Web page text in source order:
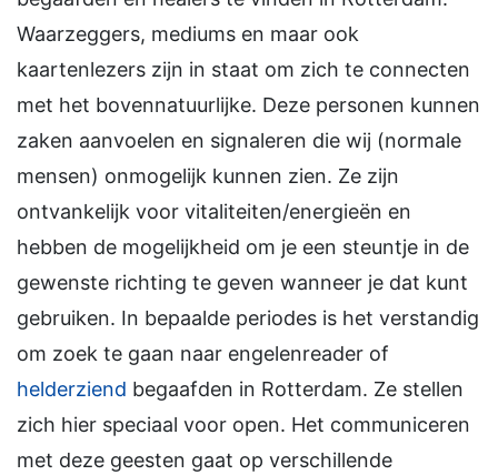
Waarzeggers, mediums en maar ook
kaartenlezers zijn in staat om zich te connecten
met het bovennatuurlijke. Deze personen kunnen
zaken aanvoelen en signaleren die wij (normale
mensen) onmogelijk kunnen zien. Ze zijn
ontvankelijk voor vitaliteiten/energieën en
hebben de mogelijkheid om je een steuntje in de
gewenste richting te geven wanneer je dat kunt
gebruiken. In bepaalde periodes is het verstandig
om zoek te gaan naar engelenreader of
helderziend begaafden in Rotterdam. Ze stellen
zich hier speciaal voor open. Het communiceren
met deze geesten gaat op verschillende